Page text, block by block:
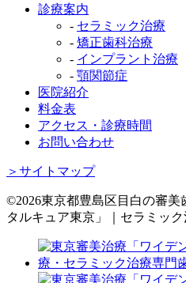
診療案内
- セラミック治療
- 矯正歯科治療
- インプラント治療
- 顎関節症
医院紹介
料金表
アクセス・診療時間
お問い合わせ
＞サイトマップ
©2026東京都豊島区目白の審美
タルキュア東京」｜セラミッ